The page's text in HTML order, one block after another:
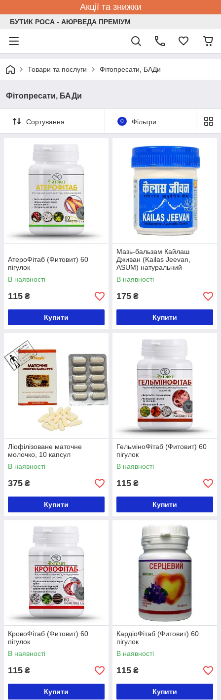
Акції та знижки
БУТИК РОСА - АЮРВЕДА ПРЕМІУМ
Товари та послуги Фітопресати, БАДи
Фітопресати, БАДи
Сортування 0 Фільтри
АтероФітаб (Фитовит) 60
пігулок
В наявності
115 ₴
Купити
Мазь-бальзам Кайлаш
Дживан (Kailas Jeevan,
ASUM) натуральний
знеболювальний засіб, 30
грамів
В наявності
175 ₴
Купити
Ліофілізоване маточне
молочко, 10 капсул
В наявності
375 ₴
Купити
ГельміноФітаб (Фитовит) 60
пігулок
В наявності
115 ₴
Купити
КровоФітаб (Фитовит) 60
пігулок
В наявності
115 ₴
Купити
КардіоФітаб (Фитовит) 60
пігулок
В наявності
115 ₴
Купити